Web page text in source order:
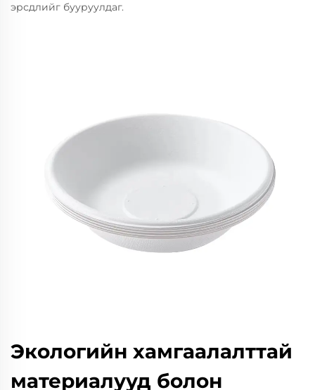
эрсдлийг бууруулдаг.
Экологийн хамгаалалттай
материалууд болон